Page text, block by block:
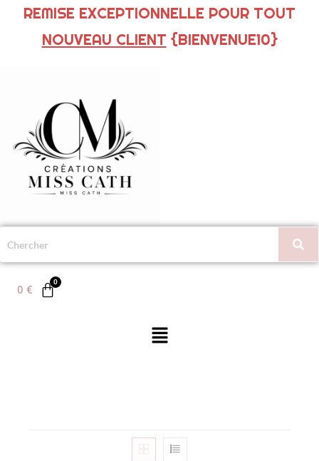
REMISE EXCEPTIONNELLE POUR TOUT
NOUVEAU CLIENT {BIENVENUE10}
0 €